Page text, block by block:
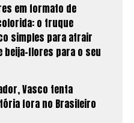
em formato de
o truque
simples para atrair
beija-flores para o seu
Vasco tenta
fora no Brasileiro